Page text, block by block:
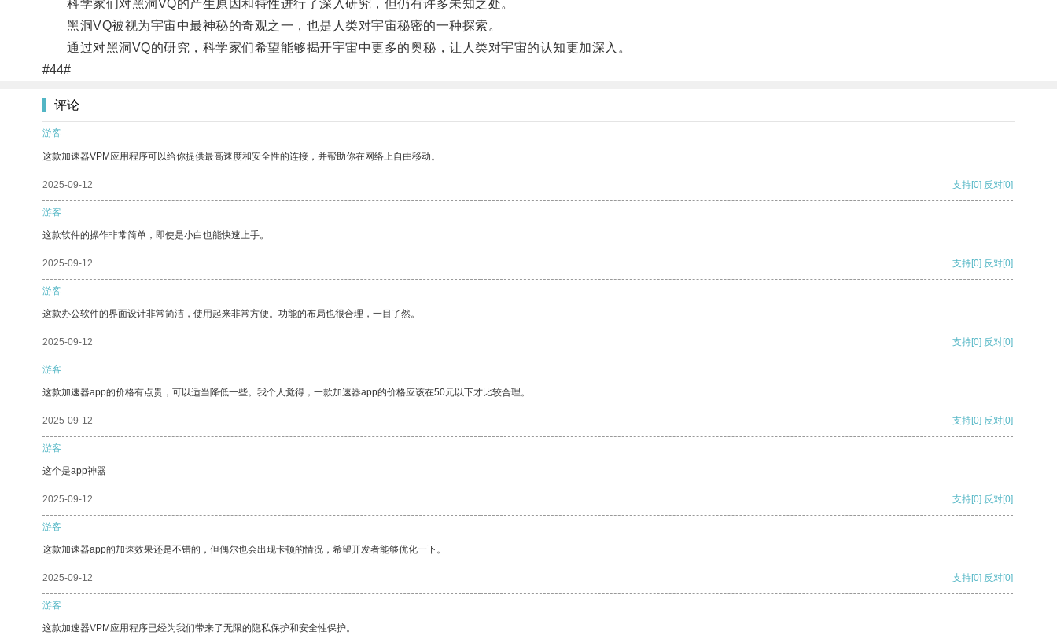
科学家们对黑洞VQ的产生原因和特性进行了深入研究，但仍有许多未知之处。
黑洞VQ被视为宇宙中最神秘的奇观之一，也是人类对宇宙秘密的一种探索。
通过对黑洞VQ的研究，科学家们希望能够揭开宇宙中更多的奥秘，让人类对宇宙的认知更加深入。
#44#
评论
游客
这款加速器VPM应用程序可以给你提供最高速度和安全性的连接，并帮助你在网络上自由移动。
2025-09-12 支持[0] 反对[0]
游客
这款软件的操作非常简单，即使是小白也能快速上手。
2025-09-12 支持[0] 反对[0]
游客
这款办公软件的界面设计非常简洁，使用起来非常方便。功能的布局也很合理，一目了然。
2025-09-12 支持[0] 反对[0]
游客
这款加速器app的价格有点贵，可以适当降低一些。我个人觉得，一款加速器app的价格应该在50元以下才比较合理。
2025-09-12 支持[0] 反对[0]
游客
这个是app神器
2025-09-12 支持[0] 反对[0]
游客
这款加速器app的加速效果还是不错的，但偶尔也会出现卡顿的情况，希望开发者能够优化一下。
2025-09-12 支持[0] 反对[0]
游客
这款加速器VPM应用程序已经为我们带来了无限的隐私保护和安全性保护。